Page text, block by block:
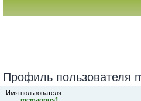
Профиль пользователя
Имя пользователя: